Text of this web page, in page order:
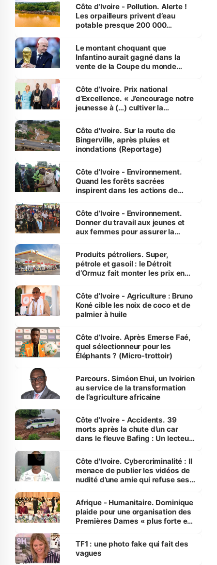
Côte d’Ivoire - Pollution. Alerte !
Les orpailleurs privent d’eau
potable presque 200 000
Le montant choquant que
Infantino aurait gagné dans la
vente de la Coupe du monde
Côte d’Ivoire. Prix national
d’Excellence. « J’encourage notre
jeunesse à (…) cultiver la
(Alassane Ouattara
Côte d'Ivoire. Sur la route de
Bingerville, après pluies et
inondations (Reportage)
Côte d’Ivoire - Environnement.
Quand les forêts sacrées
inspirent dans les actions de
Côte d’Ivoire - Environnement.
Donner du travail aux jeunes et
aux femmes pour assurer la
menacées
Produits pétroliers. Super,
pétrole et gasoil : le Détroit
d’Ormuz fait monter les prix en
Côte d’Ivoire - Agriculture : Bruno
Koné cible les noix de coco et de
palmier à huile
Côte d’Ivoire. Après Emerse Faé,
quel sélectionneur pour les
Éléphants ? (Micro-trottoir)
Parcours. Siméon Ehui, un Ivoirien
au service de la transformation
de l’agriculture africaine
Côte d’Ivoire - Accidents. 39
morts après la chute d’un car
dans le fleuve Bafing : Un lecteur
des Transports
Côte d'Ivoire. Cybercriminalité : Il
menace de publier les vidéos de
nudité d’une amie qui refuse ses
Afrique - Humanitaire. Dominique
plaide pour une organisation des
Premières Dames « plus forte et
sur la scène internationale »
TF1 : une photo fake qui fait des
vagues